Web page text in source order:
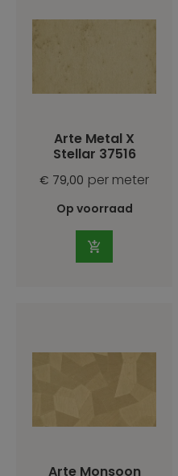
Arte Metal X
Stellar 37516
€ 79,00 per meter
Op voorraad
Arte Monsoon